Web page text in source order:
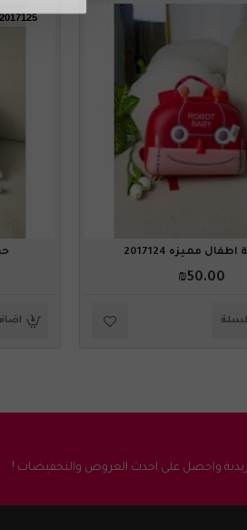
مميزه 2017124
₪50.00
2017125
واحصل على احدث العروض والتخفيضات !